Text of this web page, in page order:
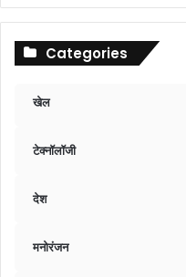
Categories
खेल
टेक्नॉलॉजी
देश
मनोरंजन